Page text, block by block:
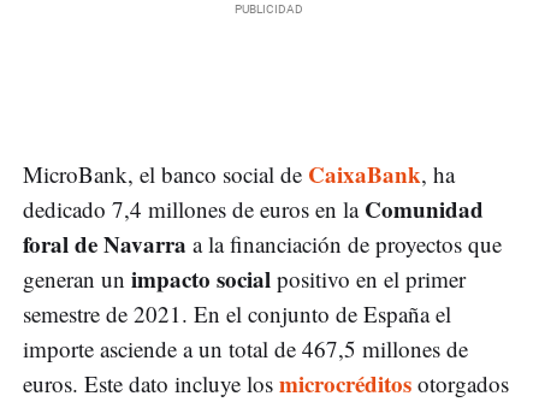
MicroBank, el banco social de CaixaBank, ha
dedicado 7,4 millones de euros en la Comunidad
foral de Navarra a la financiación de proyectos que
generan un impacto social positivo en el primer
semestre de 2021. En el conjunto de España el
importe asciende a un total de 467,5 millones de
euros. Este dato incluye los microcréditos otorgados